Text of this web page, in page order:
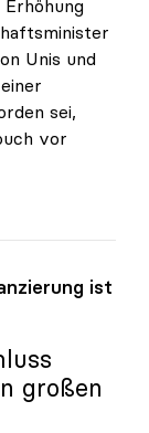
Unis und
sei,
vor
ist
großen